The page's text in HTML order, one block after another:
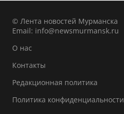
© Лента новостей Мурманска
Email: info@newsmurmansk.ru
О нас
Контакты
Редакционная политика
Политика конфиденциальности